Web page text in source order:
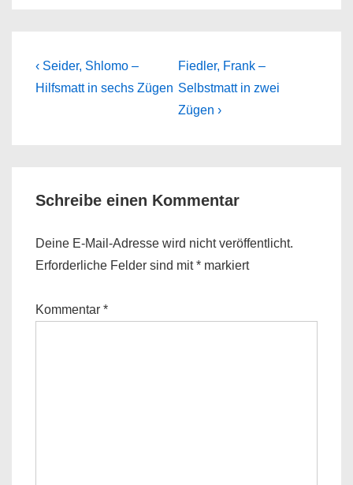
Beitragsnavigation
Previous
Post
‹ Seider, Shlomo –
Hilfsmatt in sechs Zügen
Next
Post
is
Fiedler, Frank –
Selbstmatt in zwei
Zügen ›
Schreibe einen Kommentar
Deine E-Mail-Adresse wird nicht veröffentlicht.
Erforderliche Felder sind mit* markiert
Kommentar *